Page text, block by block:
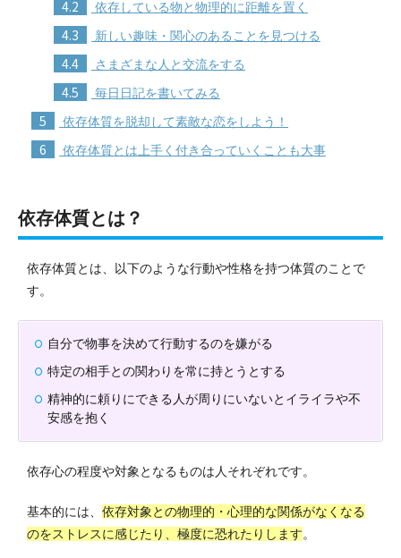
4.2 依存している物と物理的に距離を置く
4.3 新しい趣味・関心のあることを見つける
4.4 さまざまな人と交流をする
4.5 毎日日記を書いてみる
5 依存体質を脱却して素敵な恋をしよう！
6 依存体質とは上手く付き合っていくことも大事
依存体質とは？
依存体質とは、以下のような行動や性格を持つ体質のことで
す。
自分で物事を決めて行動するのを嫌がる
特定の相手との関わりを常に持とうとする
精神的に頼りにできる人が周りにいないとイライラや不
安感を抱く
依存心の程度や対象となるものは人それぞれです。
基本的には、 依存対象との物理的・心理的な関係がなくなる
のをストレスに感じたり、極度に恐れたりします。